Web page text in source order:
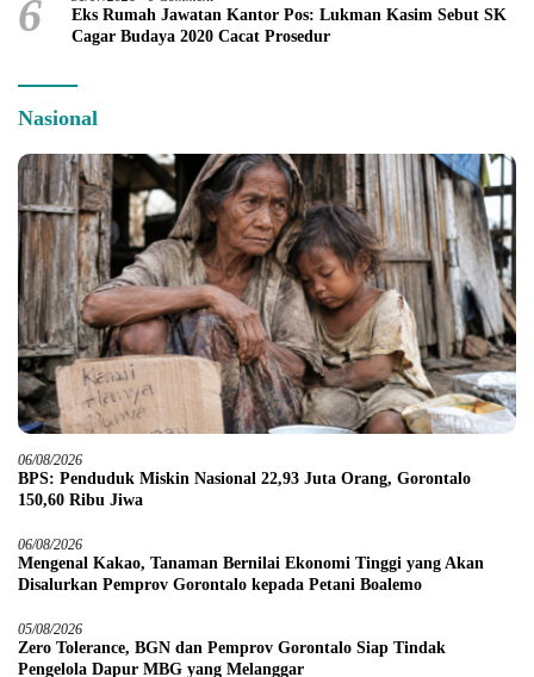
6
Eks Rumah Jawatan Kantor Pos: Lukman Kasim Sebut SK
Cagar Budaya 2020 Cacat Prosedur
Nasional
06/08/2026
BPS: Penduduk Miskin Nasional 22,93 Juta Orang, Gorontalo
150,60 Ribu Jiwa
06/08/2026
Mengenal Kakao, Tanaman Bernilai Ekonomi Tinggi yang Akan
Disalurkan Pemprov Gorontalo kepada Petani Boalemo
05/08/2026
Zero Tolerance, BGN dan Pemprov Gorontalo Siap Tindak
Pengelola Dapur MBG yang Melanggar